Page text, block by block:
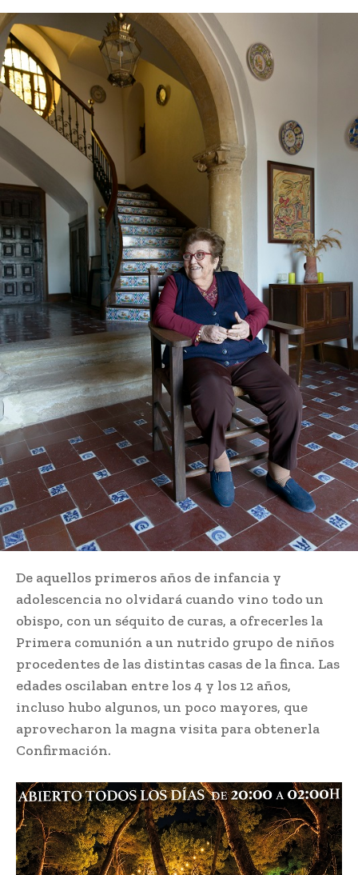
De aquellos primeros años de infancia​ y
adolescencia no olvidará cuando vino​ todo un
obispo, con un séquito de curas,​ a ofrecerles la
Primera comunión a un nutrido​ grupo de niños
procedentes de las​ distintas casas de la finca. Las
edades​ oscilaban entre los 4 y los 12 años,
incluso​ hubo algunos, un poco mayores, que​
aprovecharon la magna visita para obtener​la
Confirmación.